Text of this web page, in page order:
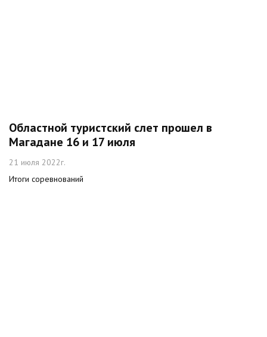
Областной туристский слет прошел в
Магадане 16 и 17 июля
21 июля 2022г.
Итоги соревнований